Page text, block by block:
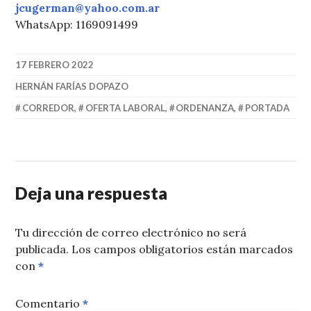
jcugerman@yahoo.com.ar
WhatsApp: 1169091499
17 FEBRERO 2022
HERNÁN FARÍAS DOPAZO
CORREDOR, OFERTA LABORAL, ORDENANZA, PORTADA
Deja una respuesta
Tu dirección de correo electrónico no será
publicada. Los campos obligatorios están marcados
con*
Comentario*